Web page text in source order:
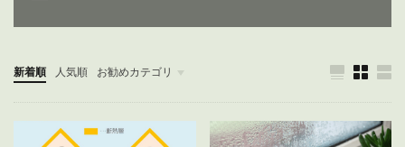
新着順 人気順 お勧めカテゴリ
未分類